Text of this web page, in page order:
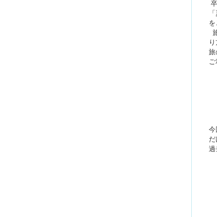
を
だ
過